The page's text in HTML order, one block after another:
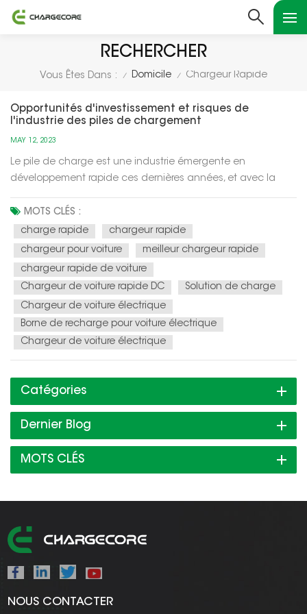
RECHERCHER
Vous Êtes Dans : / Domicile / Chargeur Rapide
Opportunités d'investissement et risques de
l'industrie des piles de chargement
MAY 12, 2023
Le pile de charge est une industrie émergente en
développement rapide ces dernières années, et avec la
des piles de recharge est considérée comme un «océan
bleu» à l'avenir. Voici quelques opportunités et risques
d'investissement dans l'indus...
MOTS CLÉS :
charge rapide
chargeur rapide
chargeur pour voiture
meilleur chargeur rapide
chargeur rapide de voiture
Chargeur de voiture rapide DC
Solution de charge
Chargeur de voiture électrique
Borne de recharge pour voiture électrique
Chargeur de voiture électrique
Catégories
Dernier Blog
MOTS CLÉS
NOUS CONTACTER